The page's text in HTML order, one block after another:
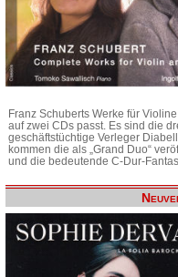
Franz Schuberts Werke für
auf zwei CDs passt. Es sind die
geschäftstüchtige Verleger
kommen die als „Grand Duo“
und die bedeutende C-Dur-